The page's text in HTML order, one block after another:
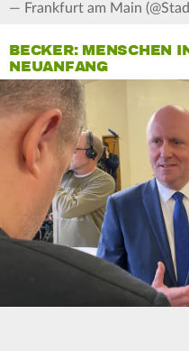
— Frankfurt am Main
BECKER: MENSCHEN
NEUANFANG